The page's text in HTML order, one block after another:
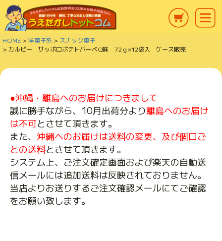
HOME 洋菓子系
スナック菓子
カルビー サッポロポテトバーべQ味 72ｇ×12袋入 ケース販売
●沖縄・離島へのお届けにつきまして
誠に勝手ながら、10月出荷分より離島へのお届け
は不可とさせて頂きます。
また、 沖縄へのお届けは送料の変更、及び個口ご
との送料とさせて頂きます。
システム上、ご注文確定画面および楽天の自動送
信メールには追加送料は反映されておりません。
当店よりお送りするご注文確認メールにてご確認
をお願い致します。